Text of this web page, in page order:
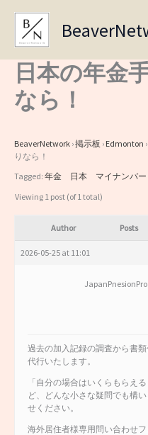
Skip
content
日本の年金
なら！
BeaverNetwork ›掲示板 › Edmonton ›
りなら！
Tagged: 年金 日本 マイナンバー
Viewing 1 post (of 1 total)
Author Posts
2026-05-25 at 11:01
JapanPnesionPro
過去の加入記録の調査から書
代行いたします。
「自分の場合はいくらもらえ
ど、どんな小さな疑問でも構
せください。
海外居住者様専用問い合わせ